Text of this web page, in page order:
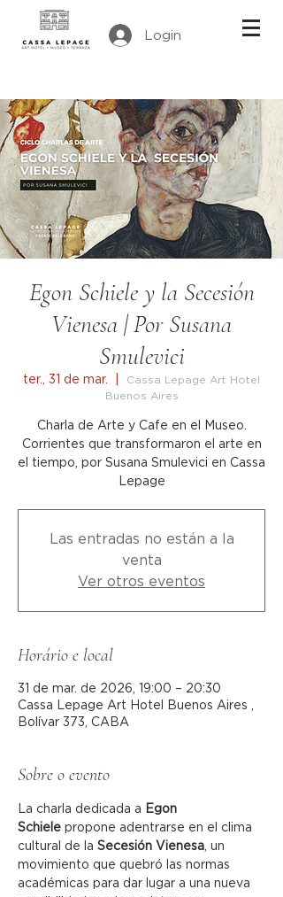
Login
Egon Schiele y la Secesión
Vienesa | Por Susana
Smulevici
ter., 31 de mar.
Cassa Lepage Art Hotel
Buenos Aires
Charla de Arte y Cafe en el Museo.
Corrientes que transformaron el arte en
el tiempo, por Susana Smulevici en Cassa
Lepage
Las entradas no están a la
venta
Ver otros eventos
Horário e local
31 de mar. de 2026, 19:00 – 20:30
Cassa Lepage Art Hotel Buenos Aires ,
Bolívar 373, CABA
Sobre o evento
La charla dedicada a Egon
Schiele propone adentrarse en el clima
cultural de la Secesión Vienesa, un
movimiento que quebró las normas
académicas para dar lugar a una nueva